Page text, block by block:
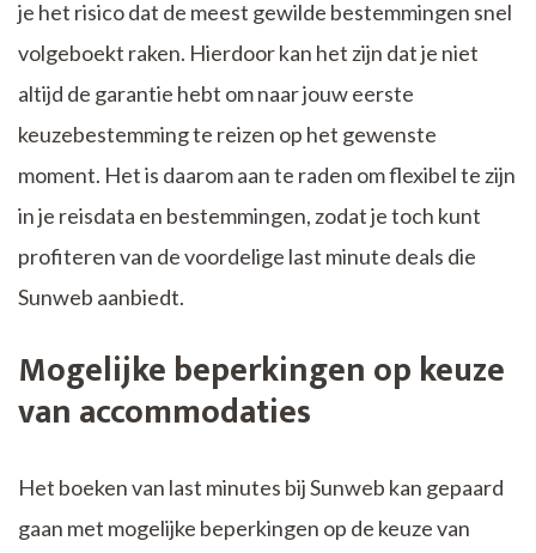
je het risico dat de meest gewilde bestemmingen snel
volgeboekt raken. Hierdoor kan het zijn dat je niet
altijd de garantie hebt om naar jouw eerste
keuzebestemming te reizen op het gewenste
moment. Het is daarom aan te raden om flexibel te zijn
in je reisdata en bestemmingen, zodat je toch kunt
profiteren van de voordelige last minute deals die
Sunweb aanbiedt.
Mogelijke beperkingen op keuze
van accommodaties
Het boeken van last minutes bij Sunweb kan gepaard
gaan met mogelijke beperkingen op de keuze van